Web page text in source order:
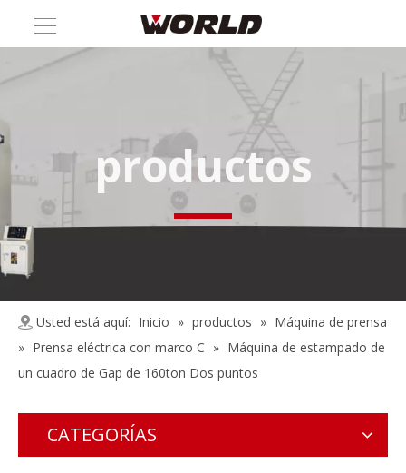
productos
Usted está aquí: Inicio » productos » Máquina de prensa
» Prensa eléctrica con marco C » Máquina de estampado de
un cuadro de Gap de 160ton Dos puntos
CATEGORÍAS